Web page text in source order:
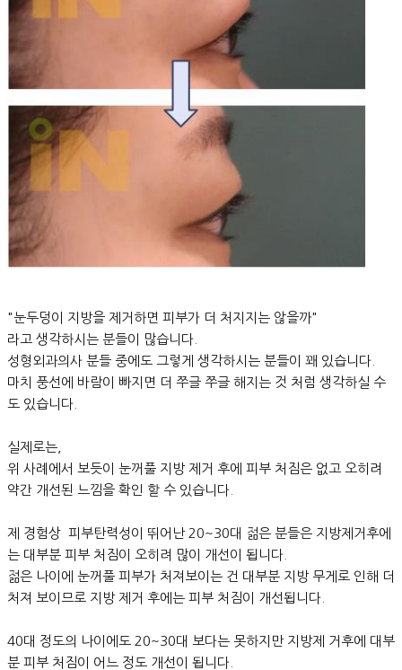
"눈두덩이 지방을 제거하면 피부가 더 처지지는 않을까"
라고 생각하시는 분들이 많습니다.
성형외과의사 분들 중에도 그렇게 생각하시는 분들이 꽤 있습니다.
마치 풍선에 바람이 빠지면 더 쭈글 쭈글 해지는 것 처럼 생각하실 수
도 있습니다.
실제로는,
위 사례에서 보듯이 눈꺼풀 지방 제거 후에 피부 처짐은 없고 오히려
약간 개선된 느낌을 확인 할 수 있습니다.
제 경험상 피부탄력성이 뛰어난 20~30대 젊은 분들은 지방제거후에
는 대부분 피부 처짐이 오히려 많이 개선이 됩니다.
젊은 나이에 눈꺼풀 피부가 처져보이는 건 대부분 지방 무게로 인해 더
처져 보이므로 지방 제거 후에는 피부 처짐이 개선됩니다.
40대 정도의 나이에도 20~30대 보다는 못하지만 지방제 거후에 대부
분 피부 처짐이 어느 정도 개선이 됩니다.